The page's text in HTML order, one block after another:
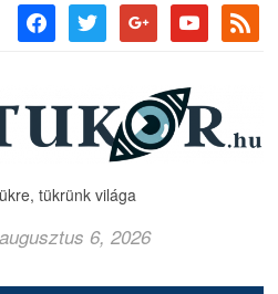
facebooktwitter google youtube rss
tükrünk világa
6, 2026